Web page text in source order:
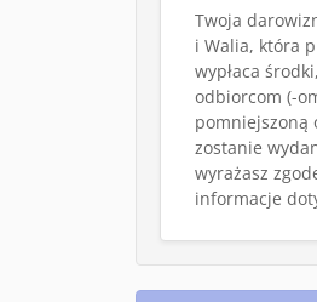
Twoja
i Walia, która
wypłaca
odbiorcom (-
pomniejszoną
zostanie
wyrażasz
informacje